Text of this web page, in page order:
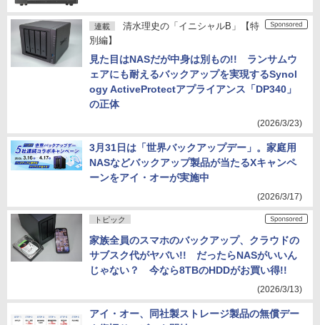
連載
清水理史の「イニシャルB」【特
別編】
見た目はNASだが中身は別もの!! ランサムウ
ェアにも耐えるバックアップを実現するSynol
ogy ActiveProtectアプライアンス「DP340」
の正体
(2026/3/23)
3月31日は「世界バックアップデー」。家庭用
NASなどバックアップ製品が当たるXキャンペ
ーンをアイ・オーが実施中
(2026/3/17)
トピック
家族全員のスマホのバックアップ、クラウドの
サブスク代がヤバい!! だったらNASがいいん
じゃない？ 今なら8TBのHDDがお買い得!!
(2026/3/13)
アイ・オー、同社製ストレージ製品の無償デー